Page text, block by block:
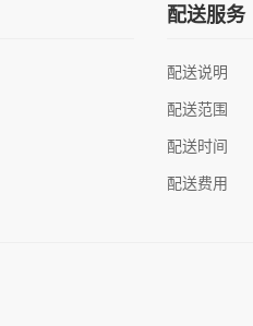
配送服务
配送说明
配送范围
配送时间
配送费用